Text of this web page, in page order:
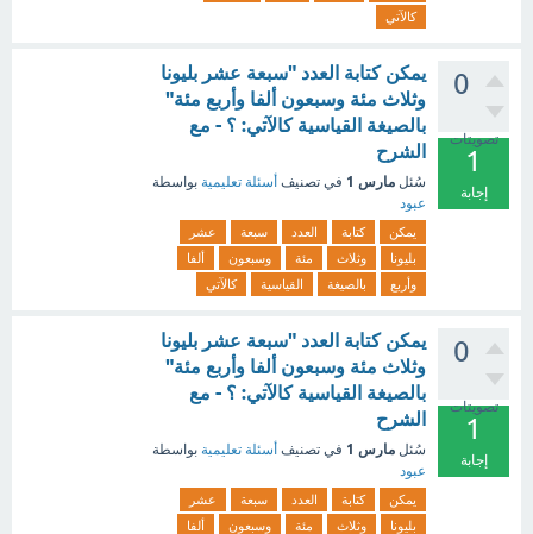
كالآتي
0
تصويتات
1
إجابة
يمكن كتابة العدد "سبعة عشر بليونا
وثلاث مئة وسبعون ألفا وأربع مئة"
بالصيغة القياسية كالآتي: ؟ - مع
الشرح
سُئل مارس 1 في تصنيف أسئلة تعليمية بواسطة
عبود
يمكن كتابة العدد سبعة
عشر
بليونا
وثلاث مئة وسبعون
ألفا
وأربع
بالصيغة القياسية كالآتي
0
تصويتات
1
إجابة
يمكن كتابة العدد "سبعة عشر بليونا
وثلاث مئة وسبعون ألفا وأربع مئة"
بالصيغة القياسية كالآتي: ؟ - مع
الشرح
سُئل مارس 1 في تصنيف أسئلة تعليمية بواسطة
عبود
يمكن كتابة العدد سبعة
عشر
بليونا
وثلاث مئة وسبعون
ألفا